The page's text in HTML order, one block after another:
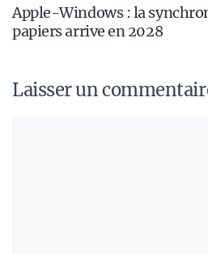
Apple-Windows : la
papiers arrive en 2028
Laisser un